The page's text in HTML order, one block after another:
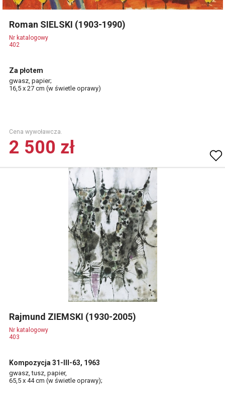
Roman SIELSKI (1903-1990)
Nr katalogowy
402
Za płotem
gwasz, papier;
16,5 x 27 cm (w świetle oprawy)
Cena wywoławcza.
2 500 zł
Rajmund ZIEMSKI (1930-2005)
Nr katalogowy
403
Kompozycja 31-III-63, 1963
gwasz, tusz, papier,
65,5 x 44 cm (w świetle oprawy);